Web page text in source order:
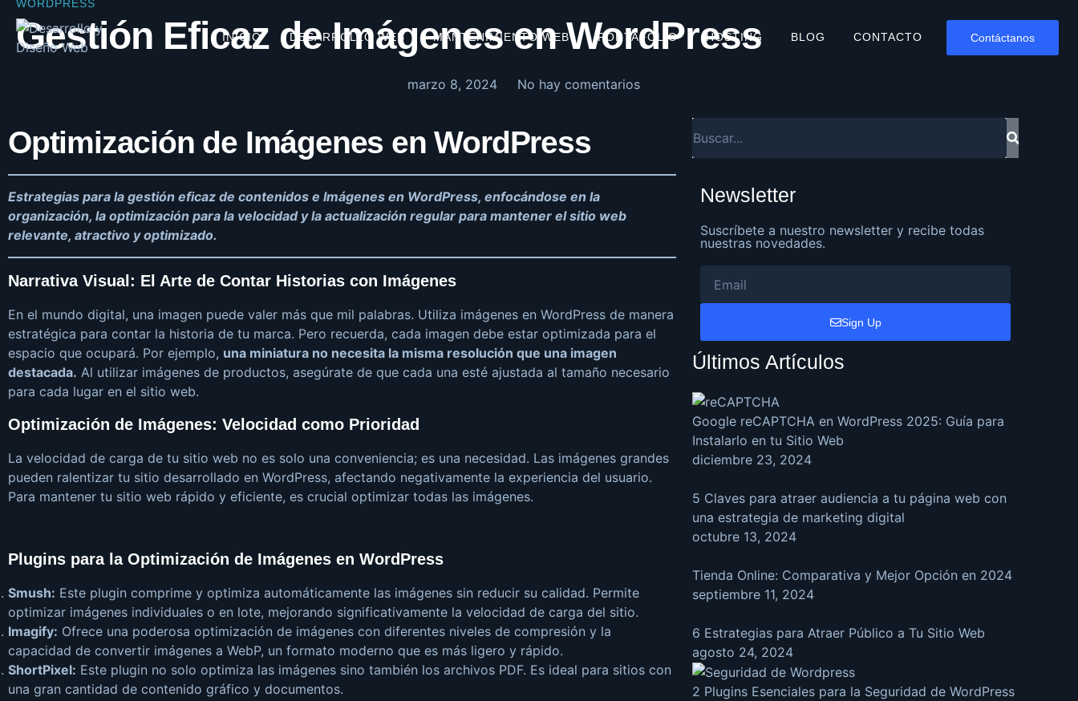
INICIO DESARROLLO WEB MANTENIMIENTO WEB PORTAFOLIO HOSTING BLOG CONTACTO Contáctanos
WORDPRESS
Gestión Eficaz de Imágenes en WordPress
marzo 8, 2024 No hay comentarios
Optimización de Imágenes en WordPress
Estrategias para la gestión eficaz de contenidos e Imágenes en WordPress, enfocándose en la
organización, la optimización para la velocidad y la actualización regular para mantener el sitio web
relevante, atractivo y optimizado.
Narrativa Visual: El Arte de Contar Historias con Imágenes
En el mundo digital, una imagen puede valer más que mil palabras. Utiliza imágenes en WordPress de manera
estratégica para contar la historia de tu marca. Pero recuerda, cada imagen debe estar optimizada para el
espacio que ocupará. Por ejemplo, una miniatura no necesita la misma resolución que una imagen
destacada. Al utilizar imágenes de productos, asegúrate de que cada una esté ajustada al tamaño necesario
para cada lugar en el sitio web.
Optimización de Imágenes: Velocidad como Prioridad
La velocidad de carga de tu sitio web no es solo una conveniencia; es una necesidad. Las imágenes grandes
pueden ralentizar tu sitio desarrollado en WordPress, afectando negativamente la experiencia del usuario.
Para mantener tu sitio web rápido y eficiente, es crucial optimizar todas las imágenes.
Plugins para la Optimización de Imágenes en WordPress
Smush: Este plugin comprime y optimiza automáticamente las imágenes sin reducir su calidad. Permite
optimizar imágenes individuales o en lote, mejorando significativamente la velocidad de carga del sitio.
Imagify: Ofrece una poderosa optimización de imágenes con diferentes niveles de compresión y la
capacidad de convertir imágenes a WebP, un formato moderno que es más ligero y rápido.
ShortPixel: Este plugin no solo optimiza las imágenes sino también los archivos PDF. Es ideal para sitios con
una gran cantidad de contenido gráfico y documentos.
Newsletter
Suscríbete a nuestro newsletter y recibe todas
nuestras novedades.
Sign Up
Últimos Artículos
Google reCAPTCHA en WordPress 2025: Guía para
Instalarlo en tu Sitio Web
diciembre 23, 2024
5 Claves para atraer audiencia a tu página web con
una estrategia de marketing digital
octubre 13, 2024
Tienda Online: Comparativa y Mejor Opción en 2024
septiembre 11, 2024
6 Estrategias para Atraer Público a Tu Sitio Web
agosto 24, 2024
2 Plugins Esenciales para la Seguridad de WordPress